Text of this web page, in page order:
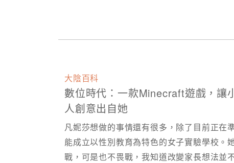
大陰百科
數位時代：一款Minecraft遊戲，讓
人創意出自她
凡妮莎想做的事情還有很多，除了目前正在
能成立以性別教育為特色的女子實驗學校。
戰，可是也不畏戰，我知道改變家長想法並不